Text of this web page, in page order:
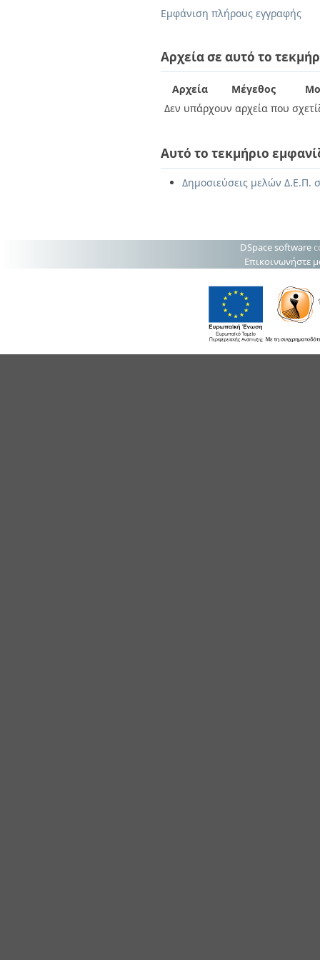
Εμφάνιση πλήρους εγγραφής
Αρχεία σε αυτό το
Αρχεία Μέγεθος
Δεν υπάρχουν αρχεία που
Αυτό το τεκμήριο
Δημοσιεύσεις μελών Δ.Ε.Π.
DSpace software
Επικοινωνήστε